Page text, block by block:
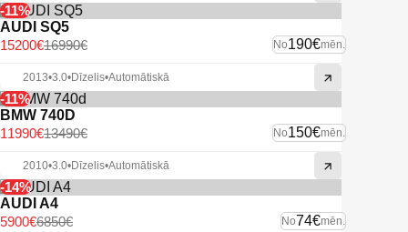
-11%
AUDI SQ5
No190€mēn.
16990€
15200€
2013•3.0•Dīzelis•Automātiskā
-11%
BMW 740D
No150€mēn.
13490€
11990€
2010•3.0•Dīzelis•Automātiskā
-14%
AUDI A4
No74€mēn.
6850€
5900€